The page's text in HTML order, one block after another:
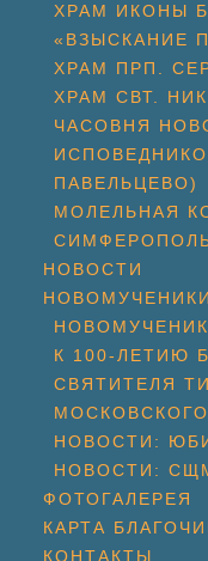
ХРАМ ИКОНЫ
«ВЗЫСКАНИЕ
ХРАМ ПРП.
ХРАМ СВТ.
ЧАСОВНЯ
ПАВЕЛЬЦЕВО)
МОЛЕЛЬНАЯ
НОВОСТИ
НОВОМУЧЕНИКИ
К 100-ЛЕТИЮ
СВЯТИТЕЛЯ
НОВОСТИ:
НОВОСТИ:
ФОТОГАЛЕРЕЯ
КАРТА
КОНТАКТЫ